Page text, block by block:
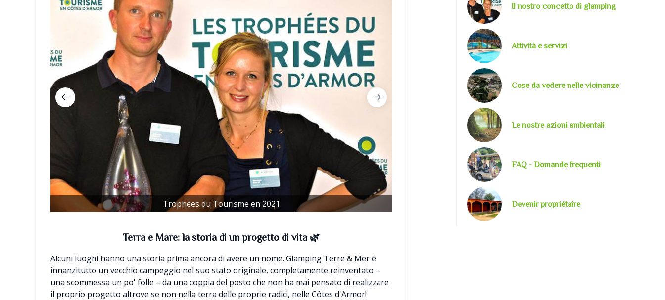
Trophées du Tourisme en 2021 Sans titre
Terra e Mare: la storia di un progetto di vita 🌿
Alcuni luoghi hanno una storia prima ancora di avere un nome. Glamping Terre & Mer è
innanzitutto un vecchio campeggio nel suo stato originale, completamente reinventato –
una scommessa un po' folle – da una coppia del posto che non ha mai pensato di realizzare
il proprio progetto altrove se non nella terra delle proprie radici, nelle Côtes d'Armor!
Il nostro concetto di glamping
Attività e servizi
Cose da vedere nelle vicinanze
Le nostre azioni ambientali
FAQ - Domande frequenti
Devenir propriétaire